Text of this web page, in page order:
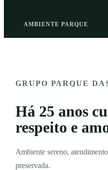
AMBIENTE PARQUE
GRUPO PARQUE
Há 25 anos
respeito e
Ambiente sereno,
preservada.